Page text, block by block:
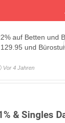
Betten &
auf Betten und
und
Vor 4 Jahren
& Singles